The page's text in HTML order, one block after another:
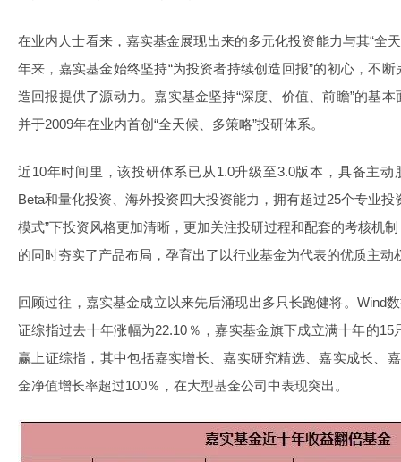
在业内人士看来，嘉实基金展现出来的多元化投资能力与其“全
年来，嘉实基金始终坚持“为投资者持续创造回报”的初心，不
造回报提供了源动力。嘉实基金坚持“深度、价值、前瞻”的基
并于2009年在业内首创“全天候、多策略”投研体系。
近10年时间里，该投研体系已从1.0升级至3.0版本，具备主
Beta和量化投资、海外投资四大投资能力，拥有超过25个专业投
模式”下投资风格更加清晰，更加关注投研过程和配套的考核机
的同时夯实了产品布局，孕育出了以行业基金为代表的优质主动
回顾过往，嘉实基金成立以来先后涌现出多只长跑健将。Wind
证综指过去十年涨幅为22.10％，嘉实基金旗下成立满十年的
赢上证综指，其中包括嘉实增长、嘉实研究精选、嘉实成长
金净值增长率超过100％，在大型基金公司中表现突出。